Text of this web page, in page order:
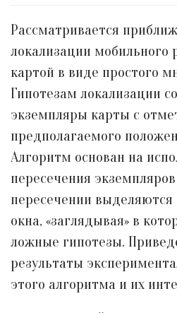
Рассматривается
локализации мобильного
картой в виде простого
Гипотезам локализации
экземпляры карты с
предполагаемого
Алгоритм основан на
пересечения
пересечении
окна, «заглядывая» в
ложные гипотезы.
результаты
этого алгоритма и их